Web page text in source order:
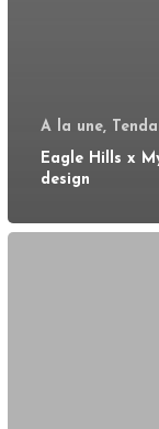
A la une,
Eagle Hills x
design